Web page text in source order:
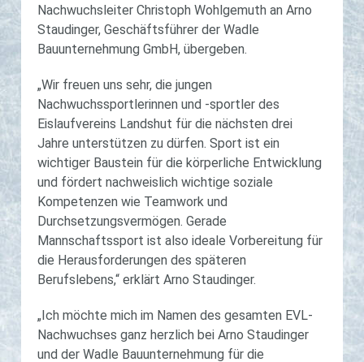
Nachwuchsleiter Christoph Wohlgemuth an Arno
Staudinger, Geschäftsführer der Wadle
Bauunternehmung GmbH, übergeben.
„Wir freuen uns sehr, die jungen
Nachwuchssportlerinnen und -sportler des
Eislaufvereins Landshut für die nächsten drei
Jahre unterstützen zu dürfen. Sport ist ein
wichtiger Baustein für die körperliche Entwicklung
und fördert nachweislich wichtige soziale
Kompetenzen wie Teamwork und
Durchsetzungsvermögen. Gerade
Mannschaftssport ist also ideale Vorbereitung für
die Herausforderungen des späteren
Berufslebens,“ erklärt Arno Staudinger.
„Ich möchte mich im Namen des gesamten EVL-
Nachwuchses ganz herzlich bei Arno Staudinger
und der Wadle Bauunternehmung für die